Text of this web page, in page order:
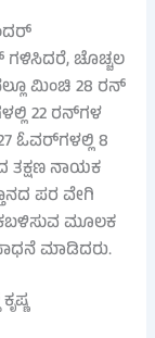
ಚೊಚ್ಚಲ
ಮಿಂಚಿ 28 ರನ್
22 ರನ್‌ಗಳ
ಓವರ್‌ಗಳಲ್ಲಿ 8
ತಕ್ಷಣ ನಾಯಕ
ಪರ ವೇಗಿ
ಮೂಲಕ
ಮಾಡಿದರು.